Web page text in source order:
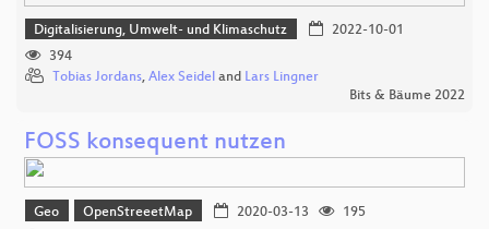
Digitalisierung, Umwelt- und Klimaschutz
2022-10-01
394
Tobias Jordans, Alex Seidel and Lars Lingner
Bits & Bäume 2022
FOSS konsequent nutzen
Geo OpenStreeetMap 2020-03-13
195